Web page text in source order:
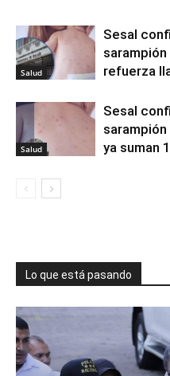
Salud
Sesal
refuerza
Salud
Sesal
ya suman
Lo que está pasando